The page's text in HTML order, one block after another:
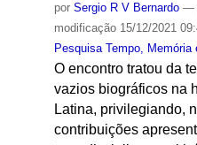
por Sergio R V Bernardo —
modificação15/12/2021
Pesquisa Tempo, Memória
O encontro tratou da
vazios biográficos na
Latina, privilegiando,
contribuições